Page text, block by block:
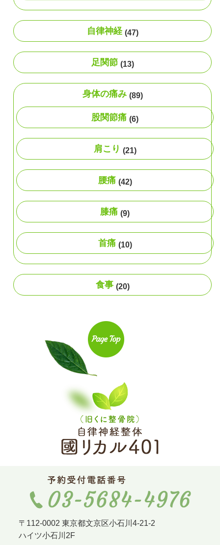
自律神経 (47)
足関節 (13)
身体の痛み (89)
股関節痛 (6)
肩こり (21)
腰痛 (42)
膝痛 (9)
首痛 (10)
食事 (20)
〒112-0002 東京都文京区小石川4-21-2
ハイツ小石川2F